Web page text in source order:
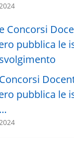
pubblica le